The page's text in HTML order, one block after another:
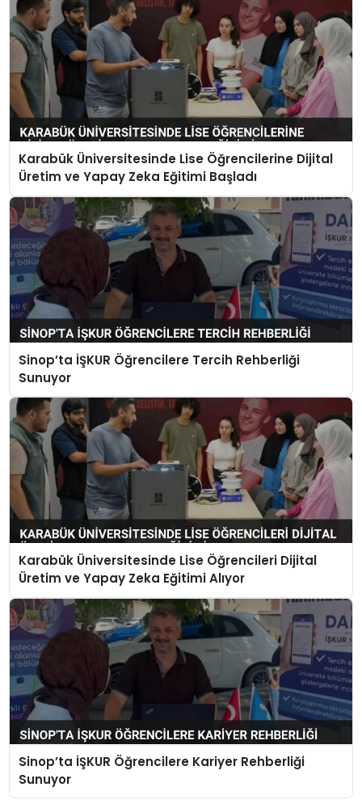
Karabük Üniversitesinde Lise Öğrencilerine Dijital
Üretim ve Yapay Zeka Eğitimi Başladı
Sinop’ta İŞKUR Öğrencilere Tercih Rehberliği
Sunuyor
Karabük Üniversitesinde Lise Öğrencileri Dijital
Üretim ve Yapay Zeka Eğitimi Alıyor
Sinop’ta İŞKUR Öğrencilere Kariyer Rehberliği
Sunuyor